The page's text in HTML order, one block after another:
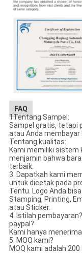
FAQ
1Tentang Sampel:
Sampel gratis, tetapi
atau Anda membayar
Tentang kualitas:
Kami memiliki
menjamin bahwa
terbaik.
3. Dapatkah kami
untuk dicetak pada
Tentu. Logo Anda
Stamping, Printing,
atau Sticker.
4. Istilah
paypal?
Kami hanya
5. MOQ kami?
MOQ kami adalah 200